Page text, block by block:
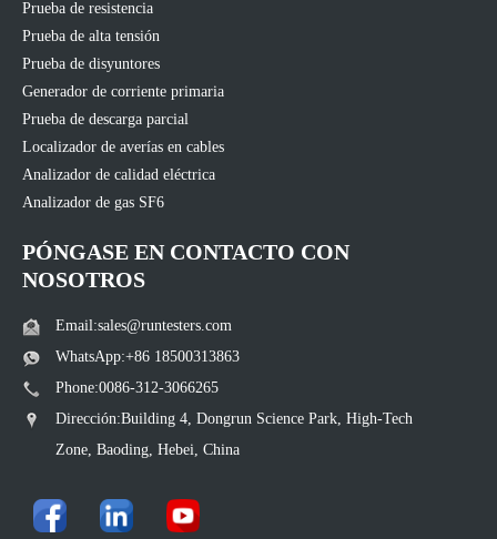
Prueba de resistencia
Prueba de alta tensión
Prueba de disyuntores
Generador de corriente primaria
Prueba de descarga parcial
Localizador de averías en cables
Analizador de calidad eléctrica
Analizador de gas SF6
PÓNGASE EN CONTACTO CON
NOSOTROS
Email:sales@runtesters.com
WhatsApp:+86 18500313863
Phone:0086-312-3066265
Dirección:Building 4, Dongrun Science Park, High-Tech
Zone, Baoding, Hebei, China